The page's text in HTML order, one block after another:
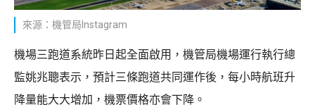
來源：機管局Instagram
機場三跑道系統昨日起全面啟用，機管局機場運行執行總
監姚兆聰表示，預計三條跑道共同運作後，每小時航班升
降量能大大增加，機票價格亦會下降。